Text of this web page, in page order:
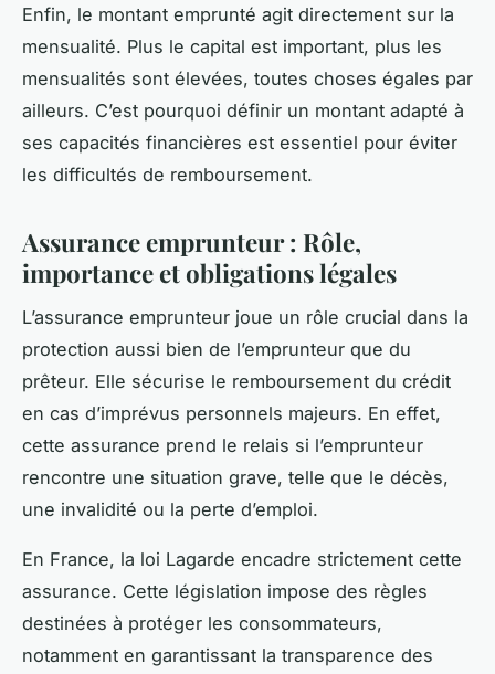
Enfin, le montant emprunté agit directement sur la
mensualité. Plus le capital est important, plus les
mensualités sont élevées, toutes choses égales par
ailleurs. C’est pourquoi définir un montant adapté à
ses capacités financières est essentiel pour éviter
les difficultés de remboursement.
Assurance emprunteur : Rôle,
importance et obligations légales
L’assurance emprunteur joue un rôle crucial dans la
protection aussi bien de l’emprunteur que du
prêteur. Elle sécurise le remboursement du crédit
en cas d’imprévus personnels majeurs. En effet,
cette assurance prend le relais si l’emprunteur
rencontre une situation grave, telle que le décès,
une invalidité ou la perte d’emploi.
En France, la loi Lagarde encadre strictement cette
assurance. Cette législation impose des règles
destinées à protéger les consommateurs,
notamment en garantissant la transparence des